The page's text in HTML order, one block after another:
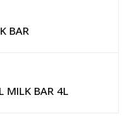
BAR
MILK BAR 4L